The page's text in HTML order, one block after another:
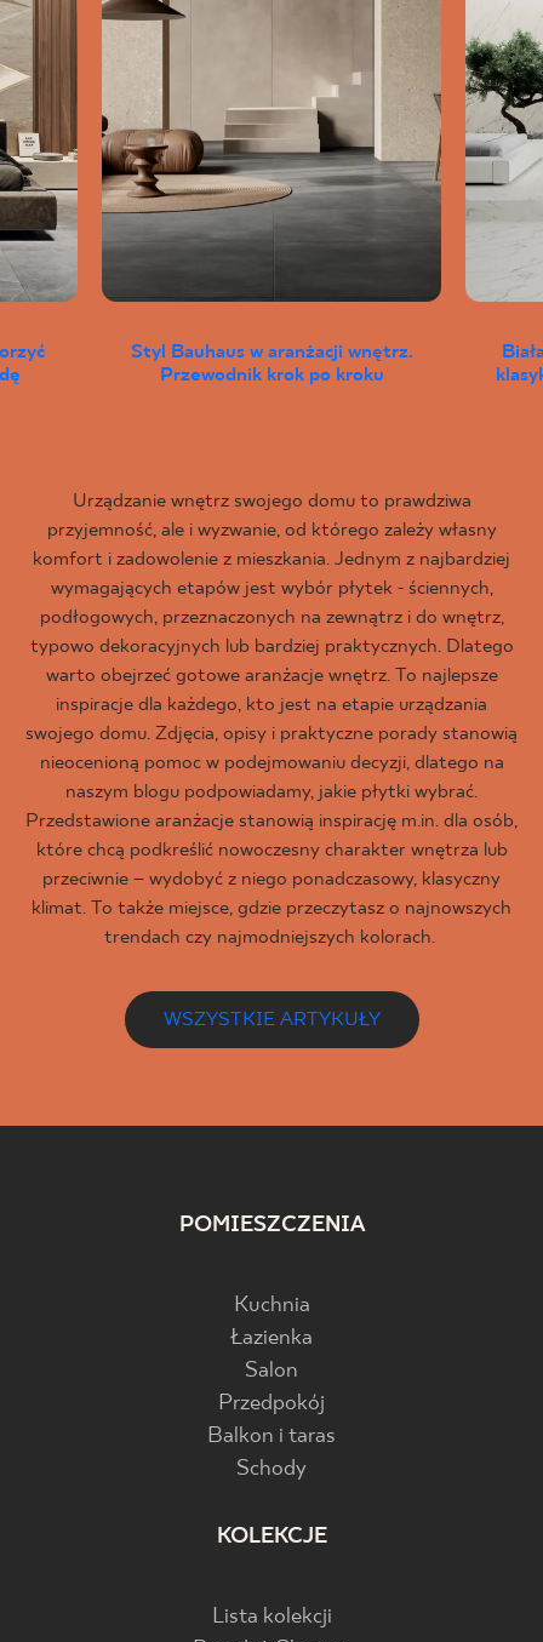
Styl Bauhaus w aranżacji wnętrz.
Przewodnik krok po kroku
Urządzanie wnętrz swojego domu to prawdziwa
przyjemność, ale i wyzwanie, od którego zależy własny
komfort i zadowolenie z mieszkania. Jednym z najbardziej
wymagających etapów jest wybór płytek - ściennych,
podłogowych, przeznaczonych na zewnątrz i do wnętrz,
typowo dekoracyjnych lub bardziej praktycznych. Dlatego
warto obejrzeć gotowe aranżacje wnętrz. To najlepsze
inspiracje dla każdego, kto jest na etapie urządzania
swojego domu. Zdjęcia, opisy i praktyczne porady stanowią
nieocenioną pomoc w podejmowaniu decyzji, dlatego na
naszym blogu podpowiadamy, jakie płytki wybrać.
Przedstawione aranżacje stanowią inspirację m.in. dla osób,
które chcą podkreślić nowoczesny charakter wnętrza lub
przeciwnie – wydobyć z niego ponadczasowy, klasyczny
klimat. To także miejsce, gdzie przeczytasz o najnowszych
trendach czy najmodniejszych kolorach.
WSZYSTKIE ARTYKUŁY
POMIESZCZENIA
Kuchnia
Łazienka
Salon
Przedpokój
Balkon i taras
Schody
KOLEKCJE
Lista kolekcji